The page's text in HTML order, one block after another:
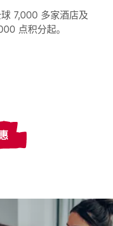
7,000 多家酒店及
点积分起。